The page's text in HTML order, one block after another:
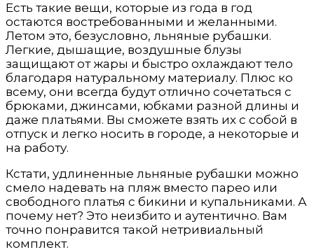
Есть такие вещи, которые из года в год
остаются востребованными и желанными.
Летом это, безусловно, льняные рубашки.
Легкие, дышащие, воздушные блузы
защищают от жары и быстро охлаждают тело
благодаря натуральному материалу. Плюс ко
всему, они всегда будут отлично сочетаться с
брюками, джинсами, юбками разной длины и
даже платьями. Вы сможете взять их с собой в
отпуск и легко носить в городе, а некоторые и
на работу.
Кстати, удлиненные льняные рубашки можно
смело надевать на пляж вместо парео или
свободного платья с бикини и купальниками. А
почему нет? Это неизбито и аутентично. Вам
точно понравится такой нетривиальный
комплект.